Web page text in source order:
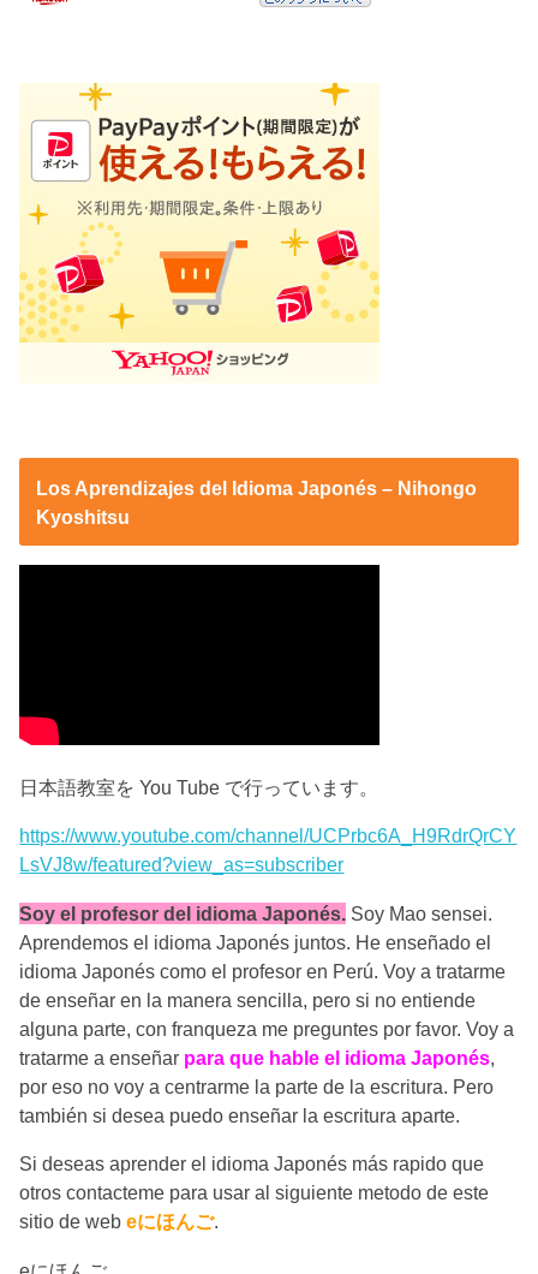
Los Aprendizajes del Idioma Japonés – Nihongo
Kyoshitsu
日本語教室を You Tube で行っています。
https://www.youtube.com/channel/UCPrbc6A_H9RdrQrCY
LsVJ8w/featured?view_as=subscriber
Soy el profesor del idioma Japonés. Soy Mao sensei.
Aprendemos el idioma Japonés juntos. He enseñado el
idioma Japonés como el profesor en Perú. Voy a tratarme
de enseñar en la manera sencilla, pero si no entiende
alguna parte, con franqueza me preguntes por favor. Voy a
tratarme a enseñar para que hable el idioma Japonés,
por eso no voy a centrarme la parte de la escritura. Pero
también si desea puedo enseñar la escritura aparte.
Si deseas aprender el idioma Japonés más rapido que
otros contacteme para usar al siguiente metodo de este
sitio de webeにほんご.